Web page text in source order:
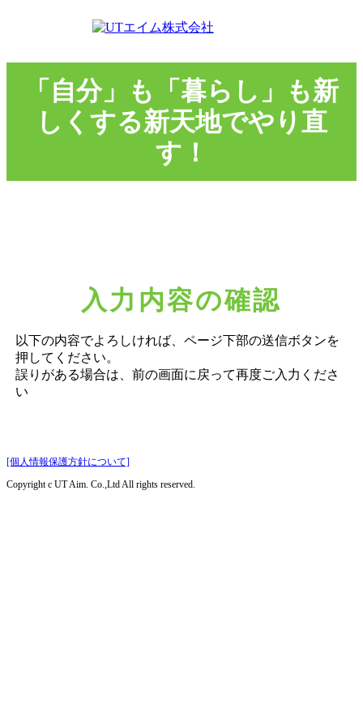
「自分」も「暮らし」も新
しくする新天地でやり直
す！
入力内容の確認
以下の内容でよろしければ、ページ下部の送信ボタンを
押してください。
誤りがある場合は、前の画面に戻って再度ご入力くださ
い
[個人情報保護方針について]
Copyright c UT Aim. Co.,Ltd All rights reserved.